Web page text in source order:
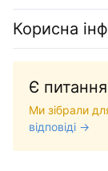
Корисна
Є
Ми зібрали
відповіді →